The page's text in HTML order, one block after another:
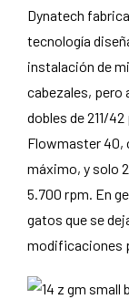
Dynatech
tecnología
instalación de
cabezales, pero
dobles de 211/
Flowmaster 40,
máximo, y solo
5.700 rpm. En
gatos que se
modificaciones